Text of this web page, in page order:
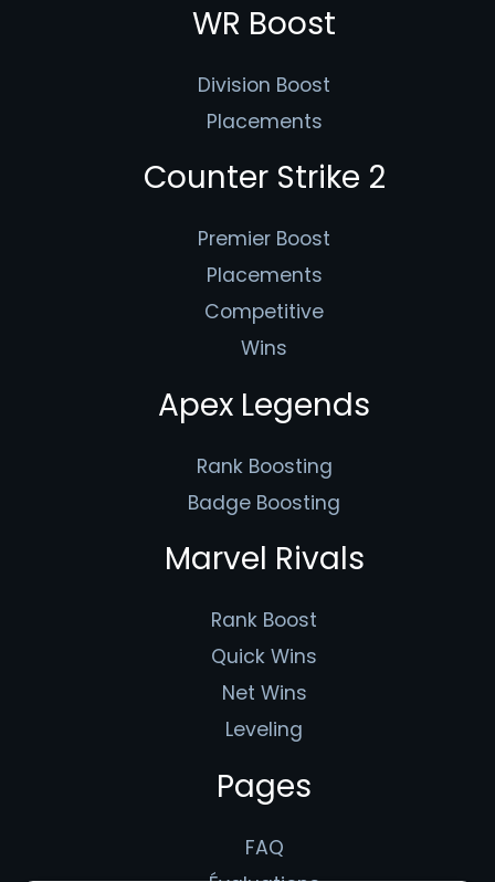
WR Boost
Division Boost
Placements
Counter Strike 2
Premier Boost
Placements
Competitive
Wins
Apex Legends
Rank Boosting
Badge Boosting
Marvel Rivals
Rank Boost
Quick Wins
Net Wins
Leveling
Pages
FAQ